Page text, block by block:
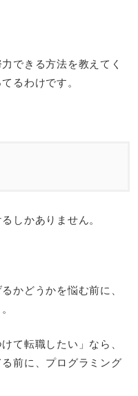
できる方法を教えてく
るわけです。
しかありません。
かどうかを悩む前に、
て転職したい」なら、
前に、プログラミング